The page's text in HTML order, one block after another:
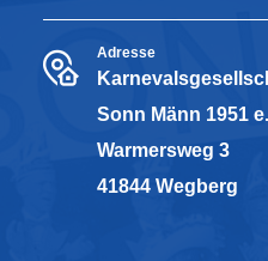
Adresse
Sonn Männ 1951
Warmersweg 3
41844 Wegberg